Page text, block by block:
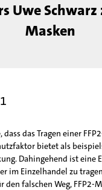
Uwe Schwarz
Masken
dass das Tragen einer
bietet als
Dahingehend ist eine
im Einzelhandel zu
den falschen Weg, FFP2-